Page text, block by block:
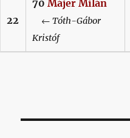
22
70 Májer Milán
← Tóth-Gábor
Kristóf